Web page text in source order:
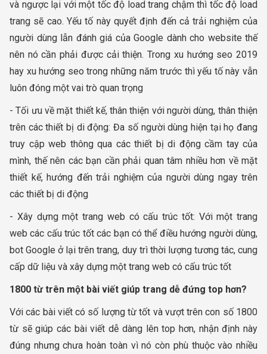
và ngược lại với một tốc độ load trang chậm thì tốc độ load
trang sẽ cao. Yếu tố này quyết định đến cả trải nghiệm của
người dùng lẫn đánh giá của Google dành cho website thế
nên nó cần phải được cải thiện. Trong xu hướng seo 2019
hay xu hướng seo trong những năm trước thì yếu tố này vẫn
luôn đóng một vai trò quan trọng
- Tối ưu về mặt thiết kế, thân thiện với người dùng, thân thiện
trên các thiết bị di động: Đa số người dùng hiện tại họ đang
truy cập web thông qua các thiết bị di động cầm tay của
mình, thế nên các bạn cần phải quan tâm nhiều hơn về mặt
thiết kế, hướng đến trải nghiệm của người dùng ngay trên
các thiết bị di động
- Xây dựng một trang web có cấu trúc tốt: Với một trang
web các cấu trúc tốt các bạn có thể điều hướng người dùng,
bot Google ở lại trên trang, duy trì thời lượng tương tác, cung
cấp dữ liệu và xây dựng một trang web có cấu trúc tốt
1800 từ trên một bài viết giúp trang dễ đứng top hơn?
Với các bài viết có số lượng từ tốt và vượt trên con số 1800
từ sẽ giúp các bài viết dễ dàng lên top hơn, nhận định này
đúng nhưng chưa hoàn toàn vì nó còn phù thuộc vào nhiều